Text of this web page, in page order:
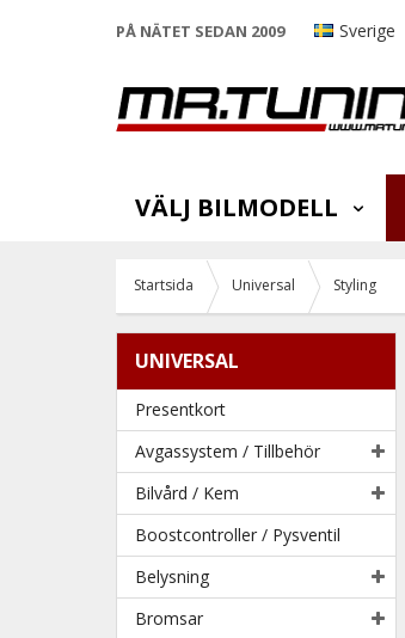
PÅ NÄTET SEDAN 2009 Sverige
VÄLJ BILMODELL
Startsida Universal Styling
UNIVERSAL
Presentkort
Avgassystem / Tillbehör
Bilvård / Kem
Boostcontroller / Pysventil
Belysning
Bromsar